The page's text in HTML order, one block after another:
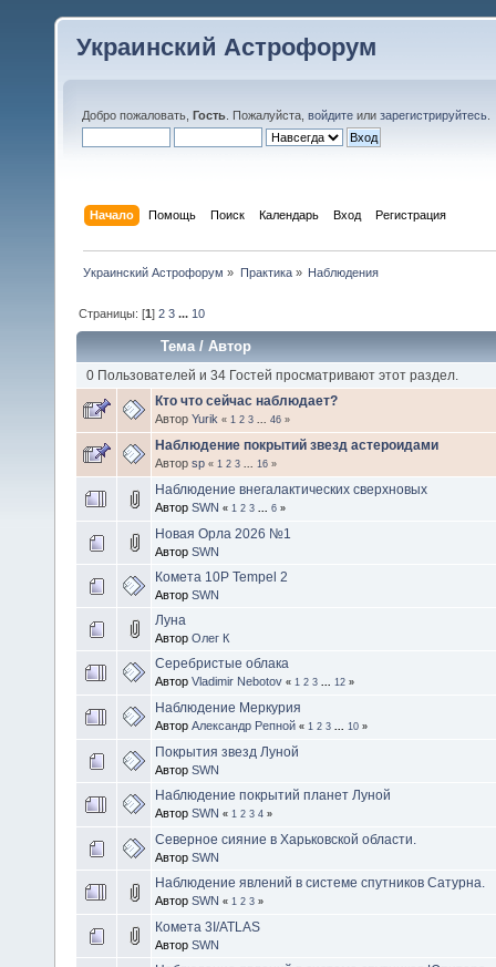
Украинский Астрофорум
Добро пожаловать, Гость . Пожалуйста, войдите или зарегистрируйтесь
Начало Помощь Поиск Календарь Вход Регистрация
Украинский Астрофорум » Практика» Наблюдения
Страницы: [1]2 3 ... 10
Тема/Автор
0 Пользователей и 34 Гостей просматривают этот раздел.
Кто что сейчас наблюдает?
Автор Yurik « 1 2 3 46 »
Наблюдение покрытий звезд астероидами
Автор sp « 1 2 3 16 »
Наблюдение внегалактических сверхновых
Автор SWN « 1 2 3 6 »
Новая Орла 2026 №1
Автор SWN
Комета 10P Tempel 2
Автор SWN
Луна
Автор Олег К
Серебристые облака
Автор Vladimir Nebotov « 1 2 3 12 »
Наблюдение Меркурия
Автор Александр Репной « 1 2 3 10 »
Покрытия звезд Луной
Автор SWN
Наблюдение покрытий планет Луной
Автор SWN « 1 2 3 4 »
Северное сияние в Харьковской области.
Автор SWN
Наблюдение явлений в системе спутников Сатурна.
Автор SWN « 1 2 3 »
Комета 3I/ATLAS
Автор SWN